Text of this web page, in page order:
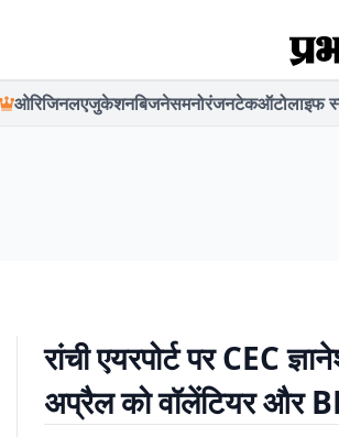
ओरिजिनलएजुकेशनबिजनेसमनोरंजनटेकऑटोलाइफ
रांची एयरपोर्ट पर CEC
अप्रैल को वॉलेंटियर और